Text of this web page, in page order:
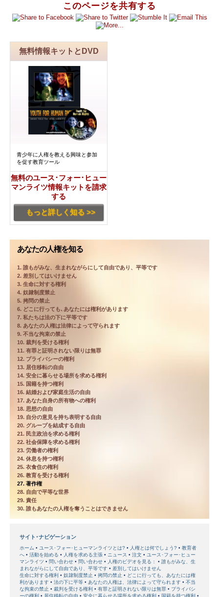
このページを共有する
無料情報キットとDVD
青少年に人権を教える興味と参加
を促す教育ツール
無料のユース･フォー･ヒュー
マンライツ情報キットを請求
する
もっと詳しく知る >>
あなたの人権を知る
1. 誰もがみな、生まれながらにして自由であり、平等です
2. 差別してはいけません
3. 生命に対する権利
4. 奴隷制度禁止
5. 拷問の禁止
6. どこに行っても､あなたには権利があります
7. 私たちは法の下に平等です
8. あなたの人権は法律によって守られます
9. 不当な拘束の禁止
10. 裁判を受ける権利
11. 有罪と証明されない限りは無罪
12. プライバシーの権利
13. 居住移転の自由
14. 安全に暮らせる場所を求める権利
15. 国籍を持つ権利
16. 結婚および家庭生活の自由
17. あなた自身の所有物への権利
18. 思想の自由
19. 自分の意見を持ち表明する自由
20. グループを結成する自由
21. 民主政治を求める権利
22. 社会保障を求める権利
23. 労働者の権利
24. 休息を持つ権利
25. 衣食住の権利
26. 教育を受ける権利
27. 著作権
28. 自由で平等な世界
29. 責任
30. 誰もあなたの人権を奪うことはできません
サイト･ナビゲーション
ホーム ユース･フォー･ヒューマンライツとは? 人権とは何でしょう?
教育者
へ
活動を始める 人権を求める主張 ニュース 注文
ユース･フォー･ヒュー
マンライツ
問い合わせ 問い合わせ 人権のビデオを見る：
誰もがみな、生
まれながらにして自由であり、平等です
差別してはいけません
生命に対する権利
奴隷制度禁止 拷問の禁止
どこに行っても、あなたには権
利があります
法の下に平等 あなたの人権は、法律によって守られます
不当
な拘束の禁止
裁判を受ける権利 有罪と証明されない限りは無罪
プライバシ
ーの権利
居住移転の自由 安全に暮らせる場所を求める権利 国籍を持つ権利